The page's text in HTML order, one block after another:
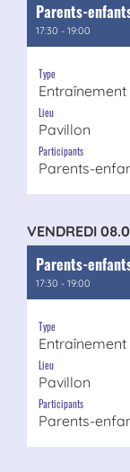
Parents-
17:30 - 19:00
Type
Entraînement
Lieu
Pavillon
Participants
Parents-
VENDREDI
Parents-
17:30 - 19:00
Type
Entraînement
Lieu
Pavillon
Participants
Parents-